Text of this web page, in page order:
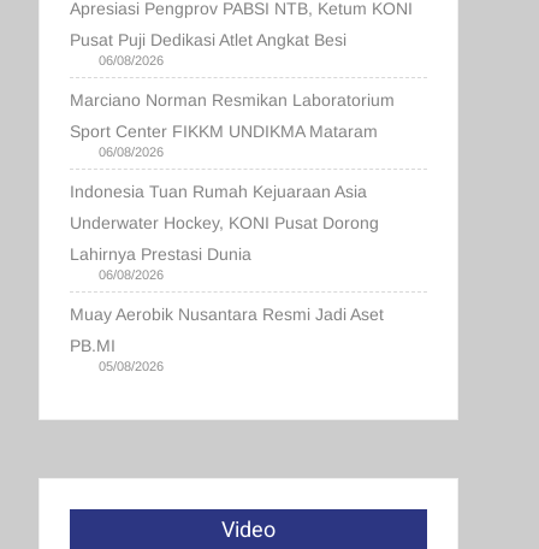
Apresiasi Pengprov PABSI NTB, Ketum KONI
Pusat Puji Dedikasi Atlet Angkat Besi
06/08/2026
Marciano Norman Resmikan Laboratorium
Sport Center FIKKM UNDIKMA Mataram
06/08/2026
Indonesia Tuan Rumah Kejuaraan Asia
Underwater Hockey, KONI Pusat Dorong
Lahirnya Prestasi Dunia
06/08/2026
Muay Aerobik Nusantara Resmi Jadi Aset
PB.MI
05/08/2026
Video